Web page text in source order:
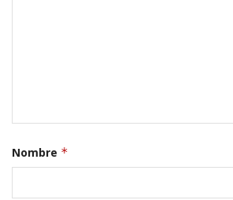
Nombre *